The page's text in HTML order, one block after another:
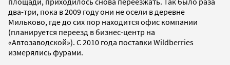
два-три, пока в 2009 году они не осели в деревне
Мильково, где до сих пор находится офис компании
(планируется переезд в бизнес-центр на
«Автозаводской»). С 2010 года поставки Wildberries
измерялись фурами.